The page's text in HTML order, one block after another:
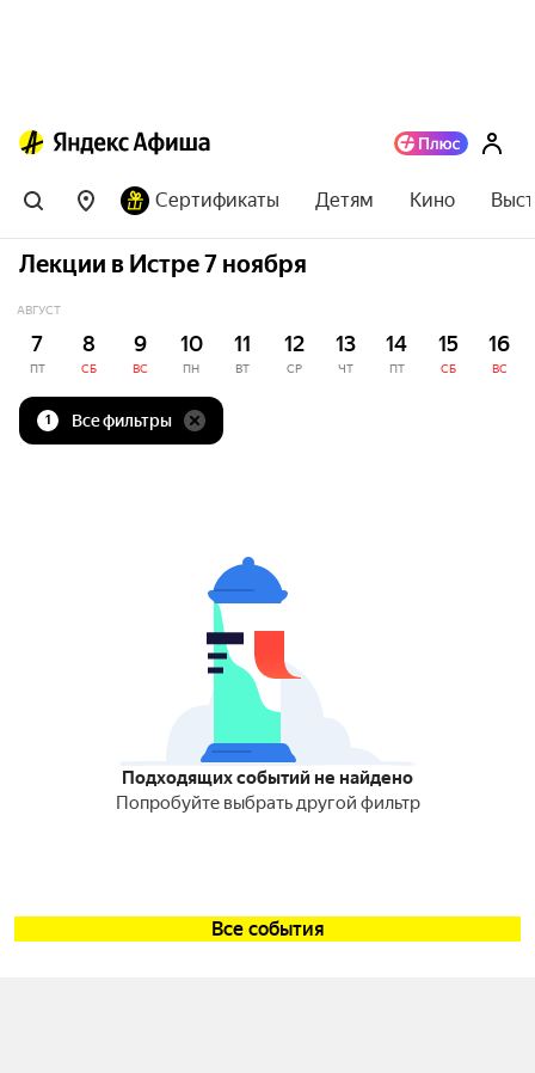
Сертификаты Детям Кино
Лекции в Истре 7 ноября
АВГУСТ
7
ПТ
8
СБ
9
ВС
10
ПН
11
ВТ
12
СР
13
ЧТ
14
ПТ
15
СБ
16
ВС
1 Все фильтры
Подходящих событий не найдено
Попробуйте выбрать другой фильтр
Все события